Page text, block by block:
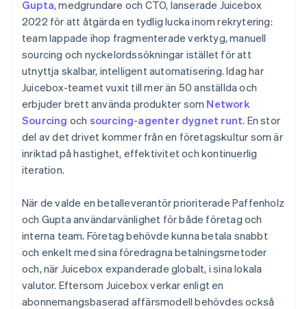
Gupta, medgrundare och CTO, lanserade Juicebox
2022 för att åtgärda en tydlig lucka inom rekrytering:
team lappade ihop fragmenterade verktyg, manuell
sourcing och nyckelordssökningar istället för att
utnyttja skalbar, intelligent automatisering. Idag har
Juicebox-teamet vuxit till mer än 50 anställda och
erbjuder brett använda produkter som Network
Sourcing och sourcing-agenter dygnet runt. En stor
del av det drivet kommer från en företagskultur som är
inriktad på hastighet, effektivitet och kontinuerlig
iteration.
När de valde en betalleverantör prioriterade Paffenholz
och Gupta användarvänlighet för både företag och
interna team. Företag behövde kunna betala snabbt
och enkelt med sina föredragna betalningsmetoder
och, när Juicebox expanderade globalt, i sina lokala
valutor. Eftersom Juicebox verkar enligt en
abonnemangsbaserad affärsmodell behövdes också